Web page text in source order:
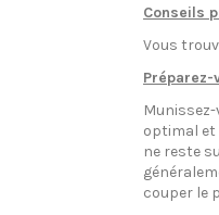
Conseils
Vous
Préparez-
optimal et
ne reste
couper le